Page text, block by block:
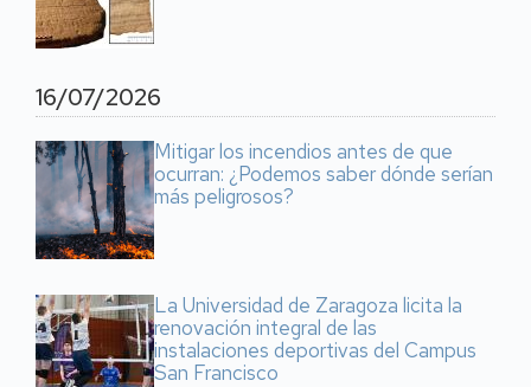
16/07/2026
Mitigar los incendios antes de que
ocurran: ¿Podemos saber dónde serían
más peligrosos?
La Universidad de Zaragoza licita la
renovación integral de las
instalaciones deportivas del Campus
San Francisco